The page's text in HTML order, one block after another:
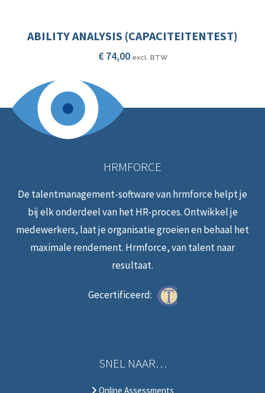
ABILITY ANALYSIS (CAPACITEITENTEST)
€74,00 excl. BTW
HRMFORCE
De talentmanagement-software van hrmforce helpt je
bij elk onderdeel van het HR-proces. Ontwikkel je
medewerkers, laat je organisatie groeien en behaal het
maximale rendement. Hrmforce, van talent naar
resultaat.
Gecertificeerd:
SNEL NAAR…
Online Assessments